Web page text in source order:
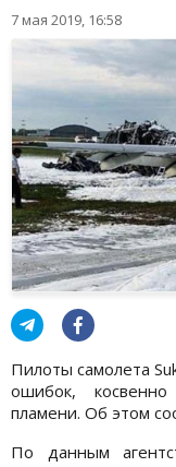
7 мая 2019, 16:58
Пилоты самолета
ошибок,
пламени. Об этом
По данным